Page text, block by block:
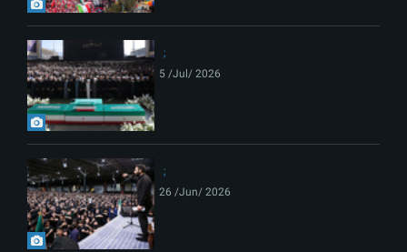
5 /Jul/ 2026
26 /Jun/ 2026